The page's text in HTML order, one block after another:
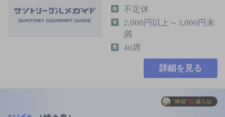
不定休
2,000円以上～3,000円未
満
40席
詳細を見る